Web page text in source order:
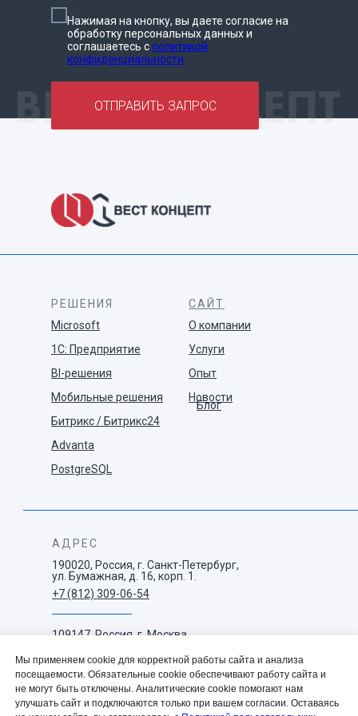
Нажимая на кнопку, вы даете согласие на
обработку персональных данных и
соглашаетесь cполитикой
конфиденциальности
ОТПРАВИТЬ ЗАПРОС
РЕШЕНИЯ
Microsoft
1С: Предприятие
BI-решения
Мобильные решения
Битрикс / Битрикс24
Advanta
PostgreSQL
САЙТ
О компании
Услуги
Опыт
Новости
Блог
АДРЕС
190020, Россия, г. Санкт-Петербург,
ул. Бумажная, д. 16, корп. 1.
+7 (812) 309-06-54
109147, Россия, г. Москва,
корп. 1.
+7 (495) 663-73-38
info@westconcept.ru
Мы применяем cookie для корректной работы сайта и анализа
посещаемости. Обязательные cookie обеспечивают работу сайта и
не могут быть отключены. Аналитические cookie помогают нам
улучшать сайт и подключаются только при вашем согласии. Оставаясь